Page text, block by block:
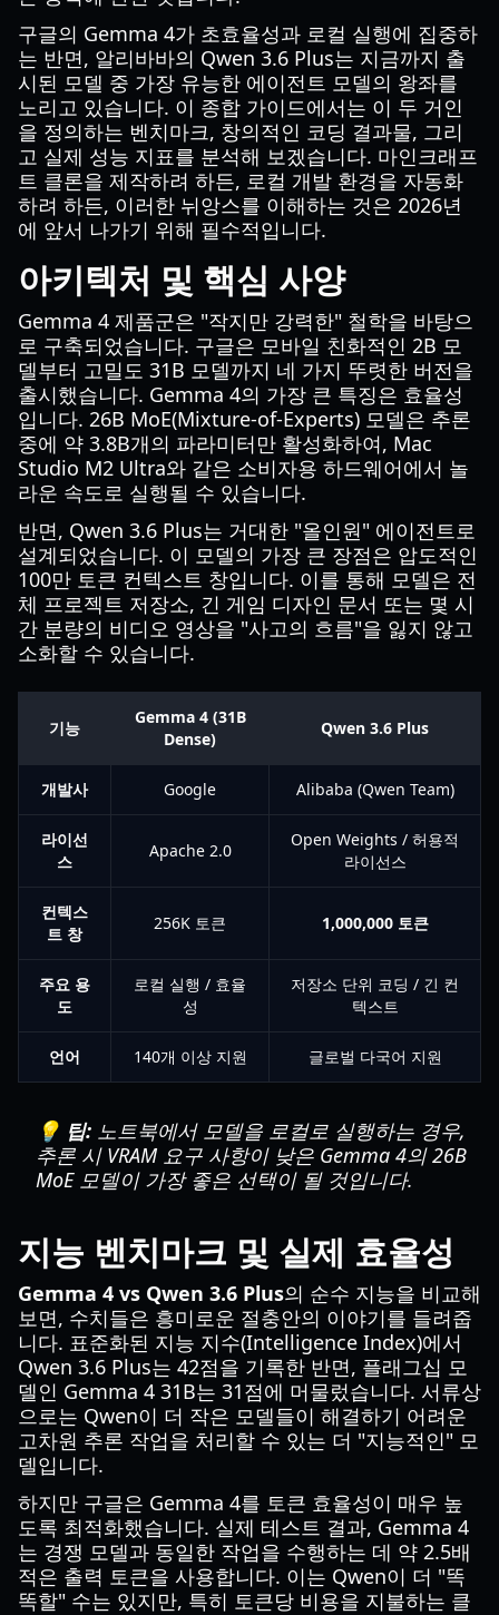
구글의 Gemma 4가 초효율성과 로컬 실행에 집중하
는 반면, 알리바바의 Qwen 3.6 Plus는 지금까지 출
시된 모델 중 가장 유능한 에이전트 모델의 왕좌를
노리고 있습니다. 이 종합 가이드에서는 이 두 거인
을 정의하는 벤치마크, 창의적인 코딩 결과물, 그리
고 실제 성능 지표를 분석해 보겠습니다. 마인크래프
트 클론을 제작하려 하든, 로컬 개발 환경을 자동화
하려 하든, 이러한 뉘앙스를 이해하는 것은 2026년
에 앞서 나가기 위해 필수적입니다.
아키텍처 및 핵심 사양
Gemma 4 제품군은 "작지만 강력한" 철학을 바탕으
로 구축되었습니다. 구글은 모바일 친화적인 2B 모
델부터 고밀도 31B 모델까지 네 가지 뚜렷한 버전을
출시했습니다. Gemma 4의 가장 큰 특징은 효율성
입니다. 26B MoE(Mixture-of-Experts) 모델은 추론
중에 약 3.8B개의 파라미터만 활성화하여, Mac
Studio M2 Ultra와 같은 소비자용 하드웨어에서 놀
라운 속도로 실행될 수 있습니다.
반면, Qwen 3.6 Plus는 거대한 "올인원" 에이전트로
설계되었습니다. 이 모델의 가장 큰 장점은 압도적인
100만 토큰 컨텍스트 창입니다. 이를 통해 모델은 전
체 프로젝트 저장소, 긴 게임 디자인 문서 또는 몇 시
간 분량의 비디오 영상을 "사고의 흐름"을 잃지 않고
소화할 수 있습니다.
기능
Gemma 4 (31B
Dense)
Qwen 3.6 Plus
개발사 Google Alibaba (Qwen Team)
라이선
스
Apache 2.0
Open Weights / 허용적
라이선스
컨텍스
트 창
256K 토큰 1,000,000 토큰
주요 용
도
로컬 실행 / 효율
성
저장소 단위 코딩 / 긴 컨
텍스트
언어 140개 이상 지원 글로벌 다국어 지원
💡 팁: 노트북에서 모델을 로컬로 실행하는 경우,
추론 시 VRAM 요구 사항이 낮은 Gemma 4의 26B
MoE 모델이 가장 좋은 선택이 될 것입니다.
지능 벤치마크 및 실제 효율성
Gemma 4 vs Qwen 3.6 Plus의 순수 지능을 비교해
보면, 수치들은 흥미로운 절충안의 이야기를 들려줍
니다. 표준화된 지능 지수(Intelligence Index)에서
Qwen 3.6 Plus는 42점을 기록한 반면, 플래그십 모
델인 Gemma 4 31B는 31점에 머물렀습니다. 서류상
으로는 Qwen이 더 작은 모델들이 해결하기 어려운
고차원 추론 작업을 처리할 수 있는 더 "지능적인" 모
델입니다.
하지만 구글은 Gemma 4를 토큰 효율성이 매우 높
도록 최적화했습니다. 실제 테스트 결과, Gemma 4
는 경쟁 모델과 동일한 작업을 수행하는 데 약 2.5배
적은 출력 토큰을 사용합니다. 이는 Qwen이 더 "똑
똑할" 수는 있지만, 특히 토큰당 비용을 지불하는 클